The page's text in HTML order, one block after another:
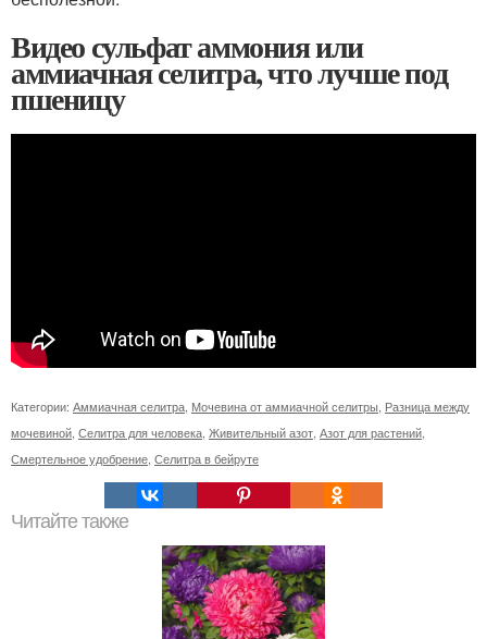
Видео сульфат аммония или
аммиачная селитра, что лучше под
пшеницу
Категории: Аммиачная селитра Мочевина от аммиачной селитры Разница между
мочевиной Селитра для человека Живительный азот Азот для растений
Смертельное удобрение Селитра в бейруте
Читайте также